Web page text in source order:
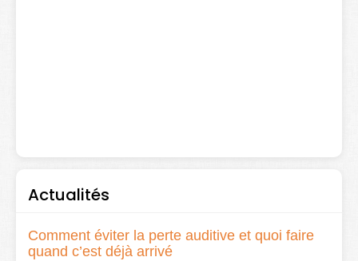
Actualités
Comment éviter la perte auditive et quoi faire
quand c’est déjà arrivé